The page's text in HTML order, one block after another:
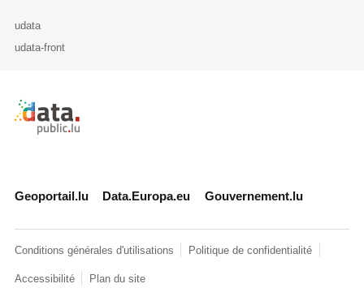
udata
udata-front
Retour à l'accueil de data.public.lu
Geoportail.lu Data.Europa.eu Gouvernement.lu
Conditions générales d'utilisations Politique de confidentialité
Accessibilité Plan du site